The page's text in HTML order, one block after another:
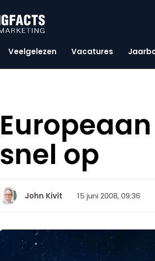
Veelgelezen Vacatures
snel op
John Kivit 15 juni 2008, 09:36